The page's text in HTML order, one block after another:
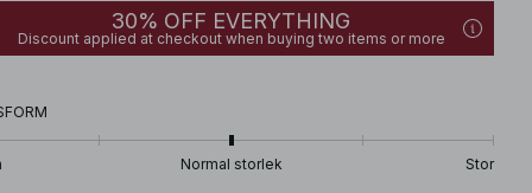
30% OFF EVERYTHING
Discount applied at checkout when buying two items or more
Normal storlek Stor